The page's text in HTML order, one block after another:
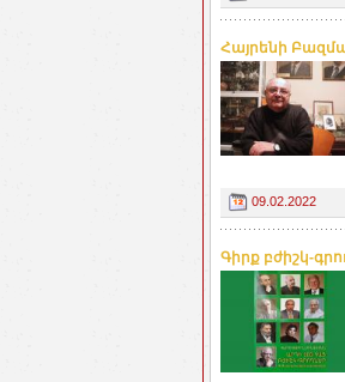
Հայրենի
09.02.2022
Գիրք բժիշկ-